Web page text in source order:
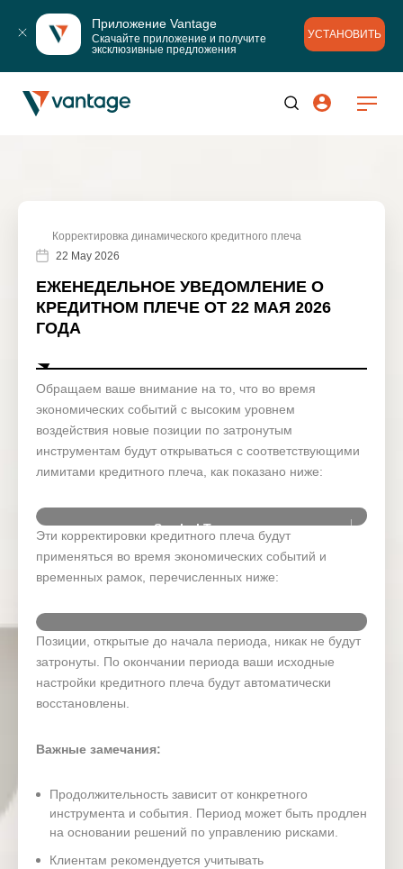
Приложение Vantage
Скачайте приложение и получите
эксклюзивные предложения
УСТАНОВИТЬ
Корректировка динамического кредитного плеча
22 May 2026
ЕЖЕНЕДЕЛЬНОЕ УВЕДОМЛЕНИЕ О
КРЕДИТНОМ ПЛЕЧЕ ОТ 22 МАЯ 2026
ГОДА
Обращаем ваше внимание на то, что во время
экономических событий с высоким уровнем
воздействия новые позиции по затронутым
инструментам будут открываться с соответствующими
лимитами кредитного плеча, как показано ниже:
Symbol Type
Gold
Silver
Эти корректировки кредитного плеча будут
применяться во время экономических событий и
временных рамок, перечисленных ниже:
Date Day
Time
News
2026
27 May
2026
ay
05:00
RBNZ
Interest
Rate
Позиции, открытые до начала периода, никак не будут
затронуты. По окончании периода ваши исходные
настройки кредитного плеча будут автоматически
восстановлены.
Важные замечания:
Продолжительность зависит от конкретного
инструмента и события. Период может быть продлен
на основании решений по управлению рисками.
Клиентам рекомендуется учитывать